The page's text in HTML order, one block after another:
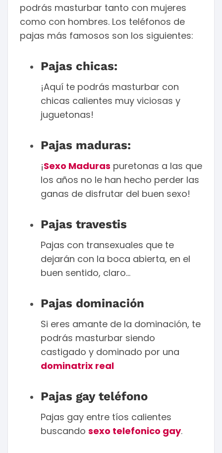
podrás masturbar tanto con mujeres
como con hombres. Los teléfonos de
pajas más famosos son los siguientes:
Pajas chicas:
¡Aquí te podrás masturbar con
chicas calientes muy viciosas y
juguetonas!
Pajas maduras:
¡Sexo Maduras puretonas a las que
los años no le han hecho perder las
ganas de disfrutar del buen sexo!
Pajas travestis
Pajas con transexuales que te
dejarán con la boca abierta, en el
buen sentido, claro…
Pajas dominación
Si eres amante de la dominación, te
podrás masturbar siendo
castigado y dominado por una
dominatrix real
Pajas gay teléfono
Pajas gay entre tíos calientes
buscando sexo telefonico gay.